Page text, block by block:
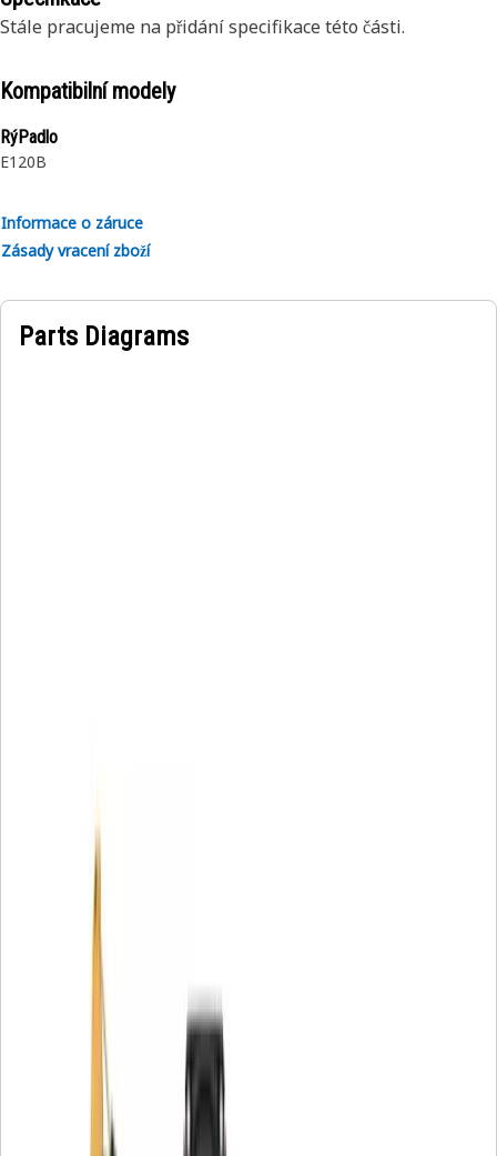
Stále pracujeme na přidání specifikace této části.
Kompatibilní modely
RýPadlo
E120B
Informace o záruce
Zásady vracení zboží
Parts Diagrams